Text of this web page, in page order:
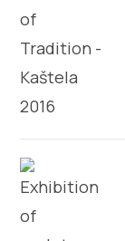
Multimédia
hu